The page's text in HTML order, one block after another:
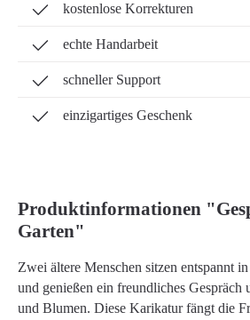
kostenlose Korrekturen
echte Handarbeit
schneller Support
einzigartiges Geschenk
Produktinformationen
Garten"
Zwei ältere Menschen sitzen entspannt
und genießen ein freundliches Gespräch
und Blumen. Diese Karikatur fängt die